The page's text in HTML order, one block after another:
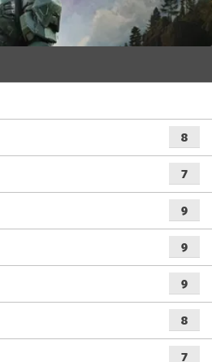
8
7
9
9
9
8
7